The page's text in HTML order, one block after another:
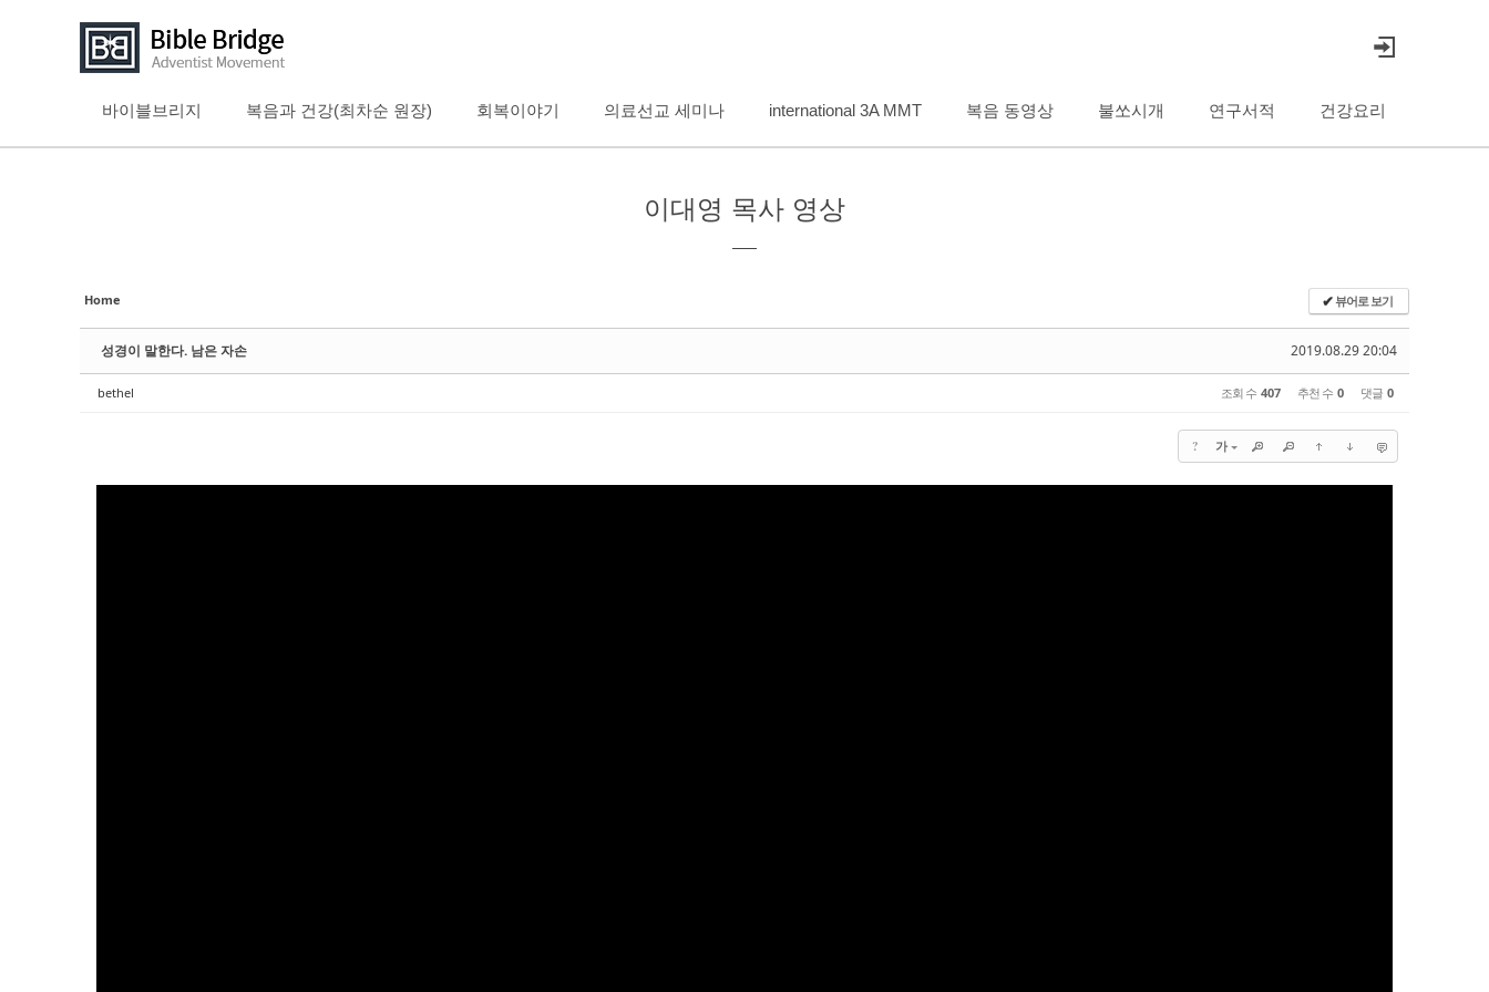
바이블브리지 복음과 건강(최차순 원장) 회복이야기 의료선교 세미나 international 3A MMT 복음 동영상 불쏘시개 연구서적 건강요리
이대영 목사 영상
Home ✔뷰어로 보기
2019.08.29 20:04
성경이 말한다. 남은 자손
bethel 조회 수 407 추천 수 0 댓글 0
? 가